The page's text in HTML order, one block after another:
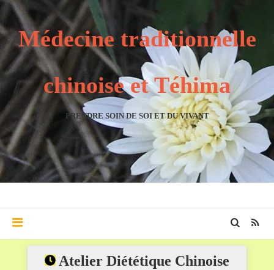
Médecine traditionnelle
chinoise et Téhima
PRENDRE SOIN DE SOI ET DU VIVANT
Atelier Diététique Chinoise